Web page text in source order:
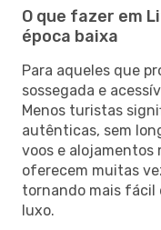
O que fazer em
época baixa
Para aqueles que
sossegada e
Menos turistas
autênticas, sem
voos e alojamentos
oferecem muitas
tornando mais fácil
luxo.